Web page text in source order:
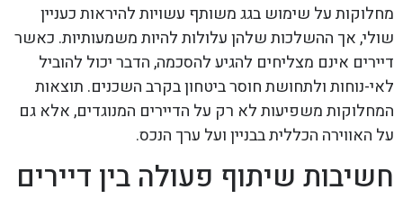
מחלוקות על שימוש בגג משותף עשויות להיראות כעניין
שולי, אך ההשלכות שלהן עלולות להיות משמעותיות. כאשר
דיירים אינם מצליחים להגיע להסכמה, הדבר יכול להוביל
לאי-נוחות ולתחושת חוסר ביטחון בקרב השכנים. תוצאות
המחלוקות משפיעות לא רק על הדיירים המנוגדים, אלא גם
על האווירה הכללית בבניין ועל ערך הנכס.
חשיבות שיתוף פעולה בין דיירים